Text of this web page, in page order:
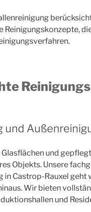
Reinigungskonzepte,
und
und
Objekts. Unsere
in Castrop-Rauxel
Wir bieten
und